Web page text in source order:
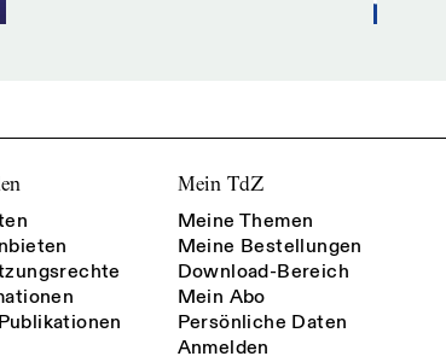
Mein TdZ
Meine Themen
Meine Bestellungen
Download-Bereich
Mein Abo
Persönliche Daten
Anmelden